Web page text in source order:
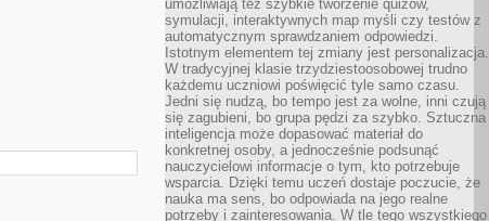
umożliwiają też szybkie tworzenie quizów,
symulacji, interaktywnych map myśli czy testów z
automatycznym sprawdzaniem odpowiedzi.
Istotnym elementem tej zmiany jest personalizacja.
W tradycyjnej klasie trzydziestoosobowej trudno
każdemu uczniowi poświęcić tyle samo czasu.
Jedni się nudzą, bo tempo jest za wolne, inni czują
się zagubieni, bo grupa pędzi za szybko. Sztuczna
inteligencja może dopasować materiał do
konkretnej osoby, a jednocześnie podsunąć
nauczycielowi informacje o tym, kto potrzebuje
wsparcia. Dzięki temu uczeń dostaje poczucie, że
nauka ma sens, bo odpowiada na jego realne
potrzeby i zainteresowania. W tle tego wszystkiego